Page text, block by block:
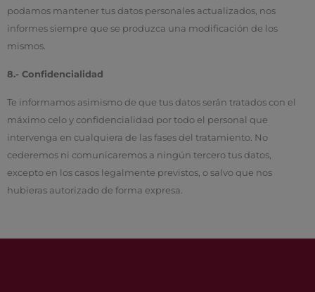
podamos mantener tus datos personales actualizados, nos
informes siempre que se produzca una modificación de los
mismos.
8.- Confidencialidad
Te informamos asimismo de que tus datos serán tratados con el
máximo celo y confidencialidad por todo el personal que
intervenga en cualquiera de las fases del tratamiento. No
cederemos ni comunicaremos a ningún tercero tus datos,
excepto en los casos legalmente previstos, o salvo que nos
hubieras autorizado de forma expresa.